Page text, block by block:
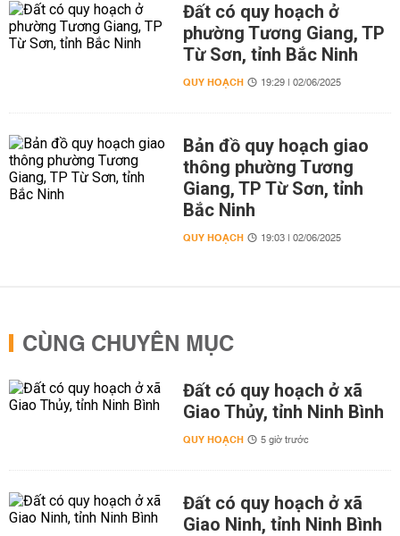
Đất có quy hoạch ở
phường Tương Giang, TP
Từ Sơn, tỉnh Bắc Ninh
QUY HOẠCH 19:29 | 02/06/2025
Bản đồ quy hoạch giao
thông phường Tương
Giang, TP Từ Sơn, tỉnh
Bắc Ninh
QUY HOẠCH 19:03 | 02/06/2025
CÙNG CHUYÊN MỤC
Đất có quy hoạch ở xã
Giao Thủy, tỉnh Ninh Bình
QUY HOẠCH 5 giờ trước
Đất có quy hoạch ở xã
Giao Ninh, tỉnh Ninh Bình